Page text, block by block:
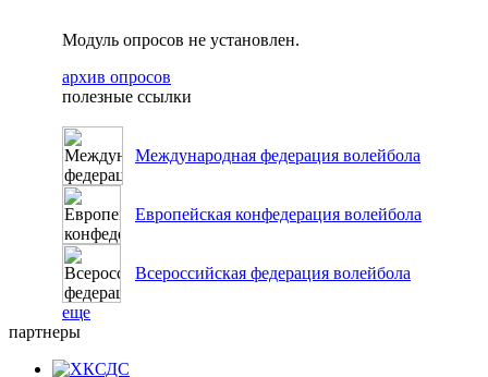
Модуль опросов не установлен.
архив опросов
полезные ссылки
Международная федерация волейбола
Европейская конфедерация волейбола
Всероссийская федерация волейбола
еще
партнеры